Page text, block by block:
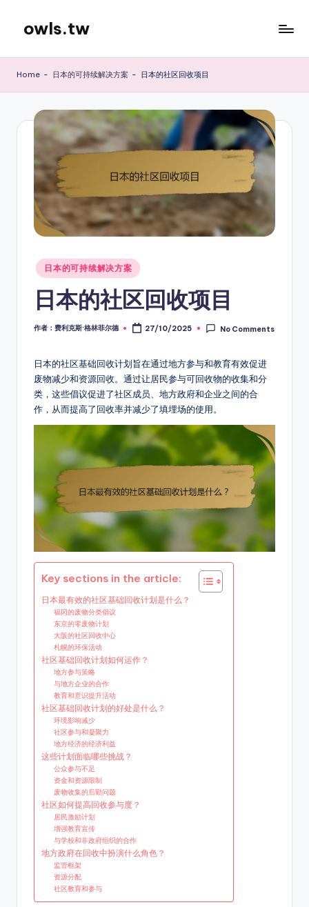
content
owls.tw
Home - 日本的可持续解决方案 - 日本的社区回收项目
Posted
in
日本的可持续解决方案
日本的社区回收项目
Posted
作者：费利克斯·格林菲尔德 27/10/2025 No Comments
日本的社区基础回收计划旨在通过地方参与和教育有效促进
废物减少和资源回收。通过让居民参与可回收物的收集和分
类，这些倡议促进了社区成员、地方政府和企业之间的合
作，从而提高了回收率并减少了填埋场的使用。
Key sections in the article:
日本最有效的社区基础回收计划是什么？
福冈的废物分类倡议
东京的零废物计划
大阪的社区回收中心
札幌的环保活动
社区基础回收计划如何运作？
地方参与策略
与地方企业的合作
教育和意识提升活动
社区基础回收计划的好处是什么？
环境影响减少
社区参与和凝聚力
地方经济的经济利益
这些计划面临哪些挑战？
公众参与不足
资金和资源限制
废物收集的后勤问题
社区如何提高回收参与度？
居民激励计划
增强教育宣传
与学校和非政府组织的合作
地方政府在回收中扮演什么角色？
监管框架
资源分配
社区教育和参与